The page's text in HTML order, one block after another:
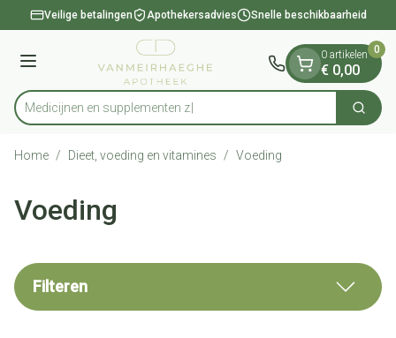
Ga naar de inhoud
1 van 1Veilige betalingen Apothekersadvies Snelle beschikbaarheid
Menu
Product, merk, categorie...
Medicijne Zoek
0 artikelen
€ 0,00
0
Home / Dieet, voeding en vitamines / Voeding
Voeding
Filteren